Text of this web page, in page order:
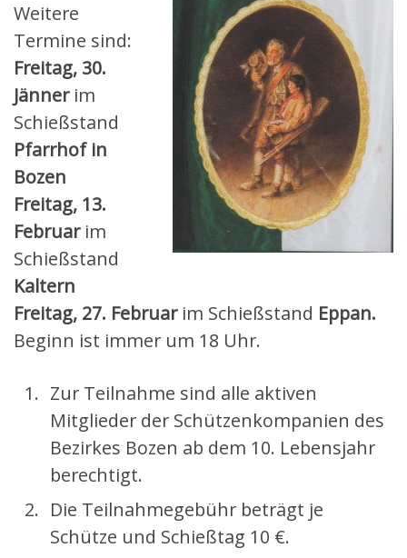
Weitere
Termine sind:
Freitag, 30.
Jännerim
Schießstand
Pfarrhof in
Bozen
Freitag, 13.
Februarim
Schießstand
Kaltern
Freitag, 27. Februarim Schießstand Eppan.
Beginn ist immer um 18 Uhr.
Zur Teilnahme sind alle aktiven
Mitglieder der Schützenkompanien des
Bezirkes Bozen ab dem 10. Lebensjahr
berechtigt.
Die Teilnahmegebühr beträgt je
Schütze und Schießtag 10 €.